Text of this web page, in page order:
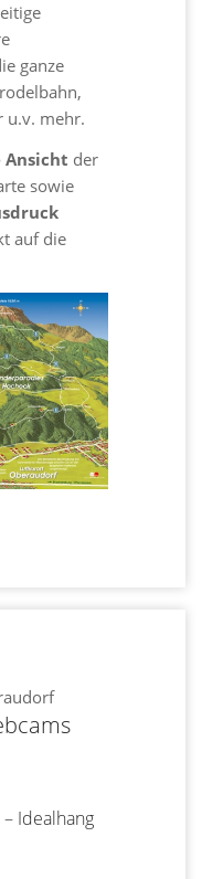
ganze
u.v. mehr.
Ansicht der
sowie
auf die
Idealhang